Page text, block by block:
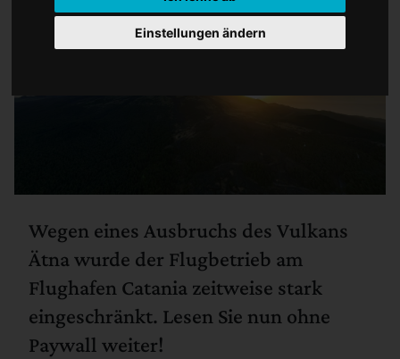
Einstellungen ändern
Wegen eines Ausbruchs des Vulkans
Ätna wurde der Flugbetrieb am
Flughafen Catania zeitweise stark
eingeschränkt. Lesen Sie nun ohne
Paywall weiter!